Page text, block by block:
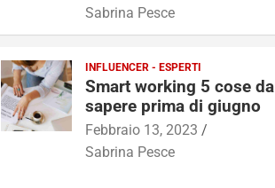
Sabrina Pesce
INFLUENCER - ESPERTI
Smart working 5 cose da
sapere prima di giugno
Febbraio 13, 2023
Sabrina Pesce